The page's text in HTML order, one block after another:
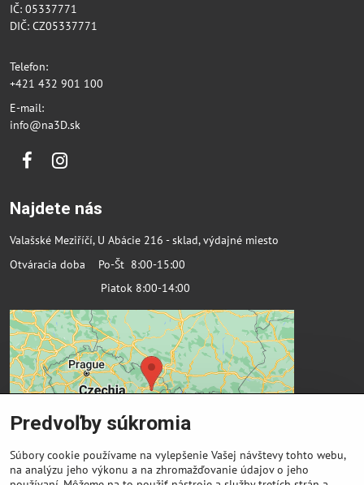
IČ: 05337771
DIČ: CZ05337771
Telefon:
+421 432 901 100
E-mail:
info@na3D.sk
FacebookInstagram
Najdete nás
Valašské Meziříčí, U Abácie 216 - sklad, výdajné miesto
Otváracia doba Po-Št 8:00-15:00
Piatok 8:00-14:00
Predvoľby súkromia
Súbory cookie používame na vylepšenie Vašej návštevy tohto webu,
na analýzu jeho výkonu a na zhromažďovanie údajov o jeho